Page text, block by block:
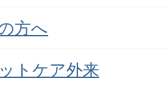
方へ
トケア外来